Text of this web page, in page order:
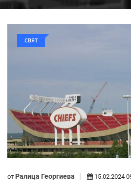
СВЯТ
от Ралица Георгиева 15.02.2024